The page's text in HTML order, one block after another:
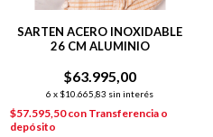
SARTEN ACERO INOXIDABLE
26 CM ALUMINIO
$63.995,00
6 x $10.665,83 sin interés
$57.595,50con Transferencia o
depósito